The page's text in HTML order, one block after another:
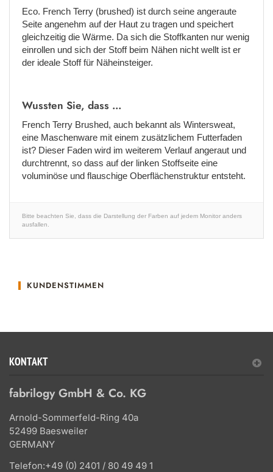
Eco. French Terry (brushed) ist durch seine angeraute
Seite angenehm auf der Haut zu tragen und speichert
gleichzeitig die Wärme. Da sich die Stoffkanten nur wenig
einrollen und sich der Stoff beim Nähen nicht wellt ist er
der ideale Stoff für Näheinsteiger.
Wussten Sie, dass ...
French Terry Brushed, auch bekannt als Wintersweat,
eine Maschenware mit einem zusätzlichem Futterfaden
ist? Dieser Faden wird im weiterem Verlauf angeraut und
durchtrennt, so dass auf der linken Stoffseite eine
voluminöse und flauschige Oberflächenstruktur entsteht.
Bitte beachten Sie, dass die Darstellung der Farben auf jedem Monitor anders
ausfallen.
KUNDENSTIMMEN
KONTAKT
fabrilogy GmbH & Co. KG
Arnold-Sommerfeld-Ring 40a
52499 Baesweiler
GERMANY
Telefon:+49 (0) 2401 / 80 49 49 1